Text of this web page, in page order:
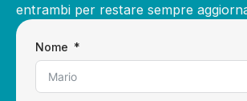
entrambi per restare sempre
Nome